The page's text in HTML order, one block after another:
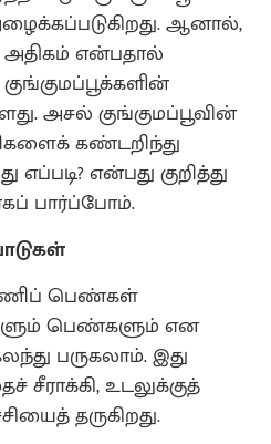
ஆனால்,
அதிகம் என்பதால்
அசல் குங்குமப்பூவின்
கண்டறிந்து
என்பது குறித்து
பார்ப்போம்.
பெண்கள்
பெண்களும் என
பருகலாம். இது
சீராக்கி, உடலுக்குத்
தருகிறது.